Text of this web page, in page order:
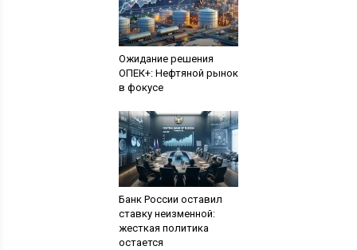
Ожидание решения
ОПЕК+: Нефтяной рынок
в фокусе
Банк России оставил
ставку неизменной:
жесткая политика
остается